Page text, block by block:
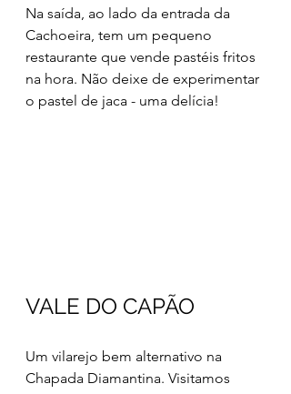
Na saída, ao lado da entrada da
Cachoeira, tem um pequeno
restaurante que vende pastéis fritos
na hora. Não deixe de experimentar
o pastel de jaca - uma delícia!
VALE DO CAPÃO
Um vilarejo bem alternativo na
Chapada Diamantina. Visitamos